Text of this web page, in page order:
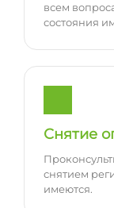
всем
состояния
Снятие
снятием
имеются.